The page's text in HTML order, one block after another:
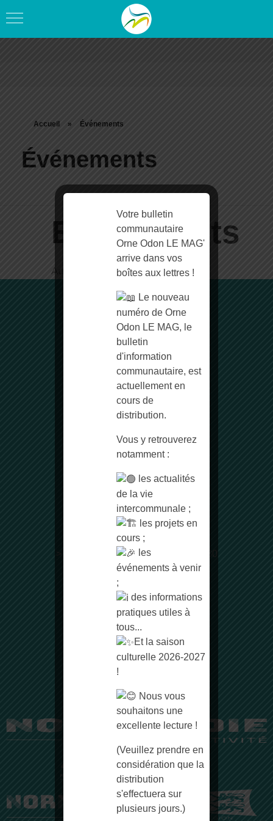
Accueil » Événements
Événements
Evènements
Aucun événement trouvé !
Communauté de Communes
Vallées de l’Orne et de l’Odon
14210 Évrecy
Normandie
Téléphone :02 31 73 11 98
Horaires d’ouverture
Du lundi au vendredi :
> de 9h à 12h30 et de 14h00 à 17h30
Suivez-nous sur Facebook
DÉMARCHES EN LIGNE
CONTACTEZ-NOUS
ESPACE PRESSE
Votre bulletin
communautaire
Orne Odon LE MAG'
arrive dans vos
boîtes aux lettres !
Le nouveau
numéro de Orne
Odon LE MAG, le
bulletin
d'information
communautaire, est
actuellement en
cours de
distribution.
Vous y retrouverez
notamment :
les actualités
de la vie
intercommunale ;
les projets en
cours ;
les
événements à venir
;
des informations
pratiques utiles à
tous...
Et la saison
culturelle 2026-2027
!
Nous vous
souhaitons une
excellente lecture !
(Veuillez prendre en
considération que la
distribution
s'effectuera sur
plusieurs jours.)